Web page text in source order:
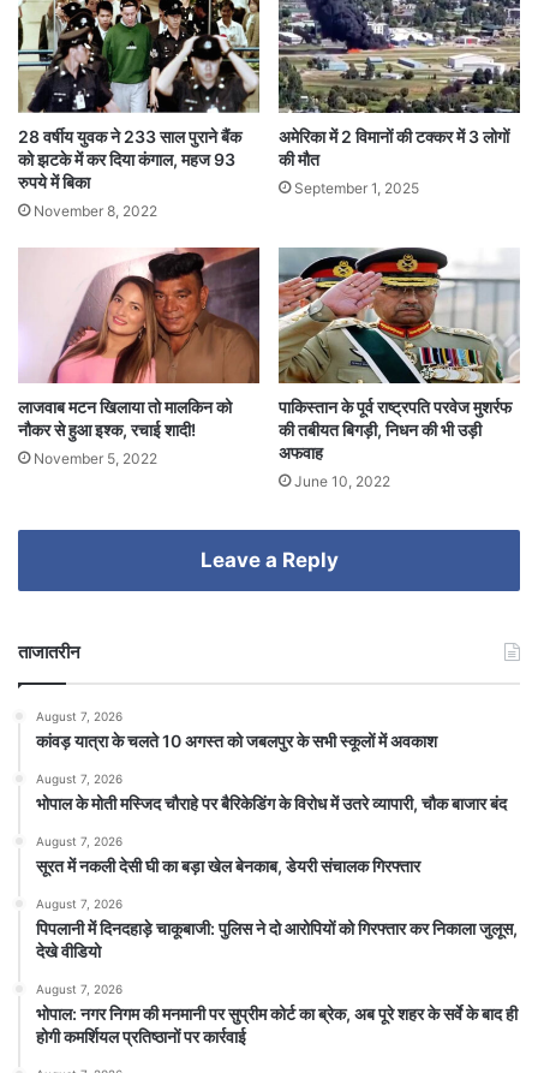
28 वर्षीय युवक ने 233 साल पुराने बैंक
को झटके में कर दिया कंगाल, महज 93
रुपये में बिका
November 8, 2022
अमेरिका में 2 विमानों की टक्कर में 3 लोगों
की मौत
September 1, 2025
लाजवाब मटन खिलाया तो मालकिन को
नौकर से हुआ इश्क, रचाई शादी!
November 5, 2022
पाकिस्तान के पूर्व राष्ट्रपति परवेज मुशर्रफ
की तबीयत बिगड़ी, निधन की भी उड़ी
अफवाह
June 10, 2022
Leave a Reply
ताजातरीन
August 7, 2026
कांवड़ यात्रा के चलते 10 अगस्त को जबलपुर के सभी स्कूलों में अवकाश
August 7, 2026
भोपाल के मोती मस्जिद चौराहे पर बैरिकेडिंग के विरोध में उतरे व्यापारी, चौक बाजार बंद
August 7, 2026
सूरत में नकली देसी घी का बड़ा खेल बेनकाब, डेयरी संचालक गिरफ्तार
August 7, 2026
पिपलानी में दिनदहाड़े चाकूबाजी: पुलिस ने दो आरोपियों को गिरफ्तार कर निकाला जुलूस,
देखे वीडियो
August 7, 2026
भोपाल: नगर निगम की मनमानी पर सुप्रीम कोर्ट का ब्रेक, अब पूरे शहर के सर्वे के बाद ही
होगी कमर्शियल प्रतिष्ठानों पर कार्रवाई